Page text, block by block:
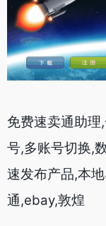
免费速卖通助
号,多账号切换,
速发布产品,本
通,ebay,敦煌